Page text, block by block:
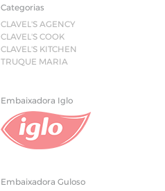
Categorias
CLAVEL'S AGENCY
CLAVEL'S COOK
CLAVEL'S KITCHEN
TRUQUE MARIA
Embaixadora Iglo
Embaixadora Guloso